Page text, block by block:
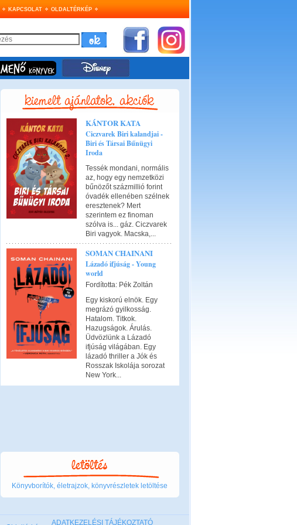
KAPCSOLAT OLDALTÉRKÉP
KÁNTOR KATA
Ciczvarek Biri kalandjai -
Biri és Társai Bűnügyi
Iroda
Tessék mondani, normális
az, hogy egy nemzetközi
bűnözőt százmillió forint
óvadék ellenében szélnek
eresztenek? Mert
szerintem ez finoman
szólva is... gáz. Ciczvarek
Biri vagyok. Macska,...
SOMAN CHAINANI
Lázadó ifjúság - Young
world
Fordította: Pék Zoltán
Egy kiskorú elnök. Egy
megrázó gyilkosság.
Hatalom. Titkok.
Hazugságok. Árulás.
Üdvözlünk a Lázadó
ifjúság világában. Egy
lázadó thriller a Jók és
Rosszak Iskolája sorozat
New York...
Könyvborítók, életrajzok, könyvrészletek letöltése
ADATKEZELÉSI TÁJÉKOZTATÓ